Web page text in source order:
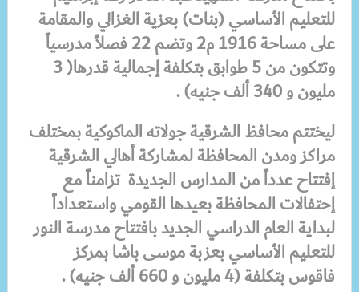
للتعليم الأساسي (بنات)بعزية الغزالي والمقامة
على مساحة 1916 م2 وتضم 22 فصلاً مدرسياً
وتتكون من 5 طوابق
بتكلفة إجمالية قدرها( 3
مليون و 340 ألف جنيه)
.
ليختتم محافظ الشرقيةجولاته الماكوكية بمختلف
مراكز ومدن المحافظة لمشاركة أهالي الشرقية
إفتتاح عدداً من المدارس الجديدة تزامناً مع
إحتفالات المحافظة بعيدها القومي واستعداداً
لبداية العام الدراسي الجديدبافتتاح مدرسة النور
للتعليم الأساسي بعزبة موسى باشا بمركز
فاقوس بتكلفة (4 مليون و 660 ألف جنيه) .